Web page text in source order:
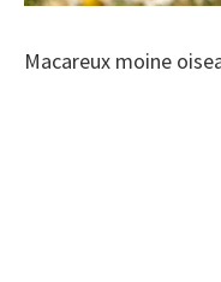
Macareux moine